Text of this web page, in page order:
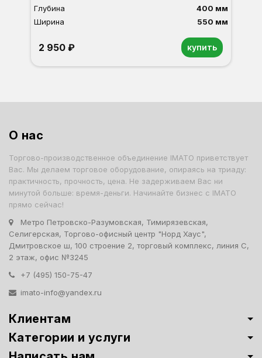
Глубина
400 мм
Ширина
550 мм
2 950 ₽ купить
О нас
Торгово-производственное объединение IMATO приветствует
Вас. Мы делаем торговое оборудование, опираясь на триаду:
практичность, прочность, цена. Не задерживаем Вас ни
минутой больше: время-деньги. Начинайте бизнес с IMATO
прямо сейчас!
Метро Петровско-Разумовская, Тимирязевская,
Селигерская, Торгово-офисный центр "Норд Хаус",
Дмитровское ш, 100 строение 2, торговый комплекс, линия С,
2 этаж, офис №3245
+7 (495) 150-75-47
imato-info@yandex.ru
Клиентам
Категории и услуги